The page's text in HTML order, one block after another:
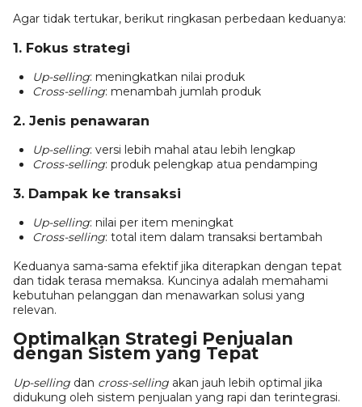
Agar tidak tertukar, berikut ringkasan perbedaan keduanya:
1. Fokus strategi
Up-selling: meningkatkan nilai produk
Cross-selling: menambah jumlah produk
2. Jenis penawaran
Up-selling: versi lebih mahal atau lebih lengkap
Cross-selling: produk pelengkap atua pendamping
3. Dampak ke transaksi
Up-selling: nilai per item meningkat
Cross-selling: total item dalam transaksi bertambah
Keduanya sama-sama efektif jika diterapkan dengan tepat
dan tidak terasa memaksa. Kuncinya adalah memahami
kebutuhan pelanggan dan menawarkan solusi yang
relevan.
Optimalkan Strategi Penjualan
dengan Sistem yang Tepat
Up-selling dan cross-selling akan jauh lebih optimal jika
didukung oleh sistem penjualan yang rapi dan terintegrasi.